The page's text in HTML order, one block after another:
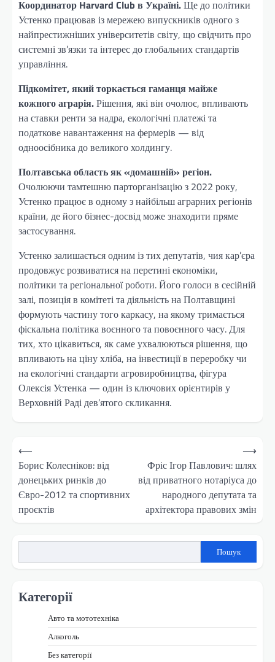
Координатор Harvard Club в Україні.Ще до політики
Устенко працював із мережею випускників одного з
найпрестижніших університетів світу, що свідчить про
системні зв’язки та інтерес до глобальних стандартів
управління.
Підкомітет, який торкається гаманця майже
кожного аграрія.Рішення, які він очолює, впливають
на ставки ренти за надра, екологічні платежі та
податкове навантаження на фермерів — від
одноосібника до великого холдингу.
Полтавська область як «домашній» регіон.
Очолюючи тамтешню парторганізацію з 2022 року,
Устенко працює в одному з найбільш аграрних регіонів
країни, де його бізнес-досвід може знаходити пряме
застосування.
Устенко залишається одним із тих депутатів, чия кар’єра
продовжує розвиватися на перетині економіки,
політики та регіональної роботи. Його голоси в сесійній
залі, позиція в комітеті та діяльність на Полтавщині
формують частину того каркасу, на якому тримається
фіскальна політика воєнного та повоєнного часу. Для
тих, хто цікавиться, як саме ухвалюються рішення, що
впливають на ціну хліба, на інвестиції в переробку чи
на екологічні стандарти агровиробництва, фігура
Олексія Устенка — один із ключових орієнтирів у
Верховній Раді дев’ятого скликання.
Навігація
записів
⟵
Борис Колесніков: від
донецьких ринків до
Євро-2012 та спортивних
проєктів
Фріс Ігор Павлович: шлях
від приватного нотаріуса до
народного депутата та
архітектора правових змін
⟶
Пошук
Категорії
Авто та мототехніка
Алкоголь
Без категорії